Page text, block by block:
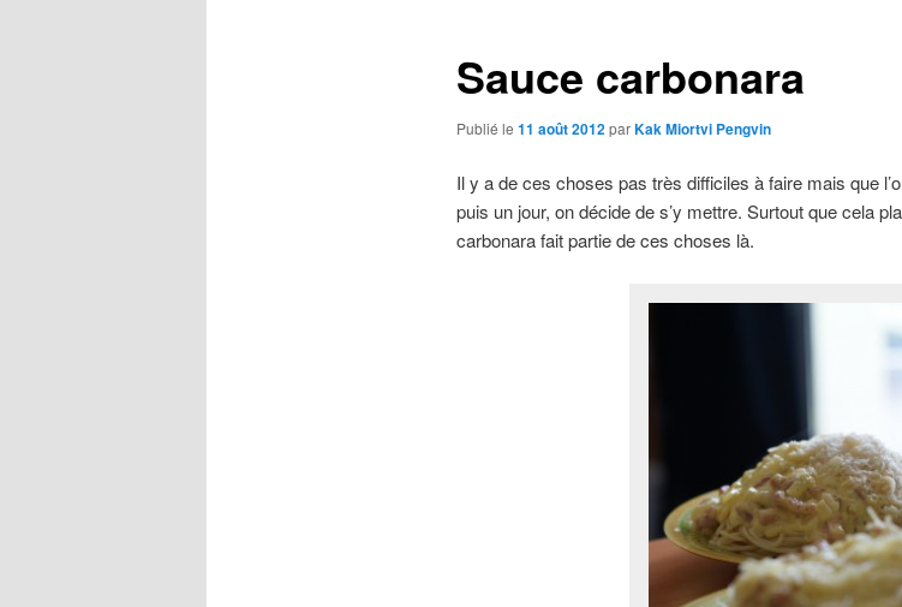
Sauce carbonara
Publié le 11 août 2012parKak Miortvi Pengvin
Il y a de ces choses pas très difficiles à faire mais que
puis un jour, on décide de s’y mettre. Surtout que cela
carbonara fait partie de ces choses là.